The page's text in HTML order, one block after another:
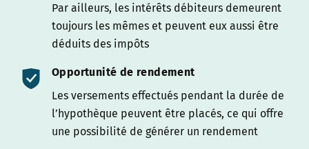
Par ailleurs, les intérêts débiteurs demeurent
toujours les mêmes et peuvent eux aussi être
déduits des impôts
Opportunité de rendement
Les versements effectués pendant la durée de
l’hypothèque peuvent être placés, ce qui offre
une possibilité de générer un rendement